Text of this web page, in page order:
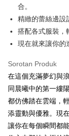
JKOPAY
Easy Wallet
Google Pay
Plus PAY
OP Pay Later
Deskripsi
[Terma Penggunaan
Perkhidmatan ini
pengguna Taiwan
AFTEE
Deskripsi
合。
精緻的蕾絲邊設
搭配各式服裝，
現在就來讓你的
Sorotan Produk
在這個充滿夢幻與
同晨曦中的第一縷
都仿佛踏在雲端，
添靈動與優雅。現
讓你在每個瞬間都